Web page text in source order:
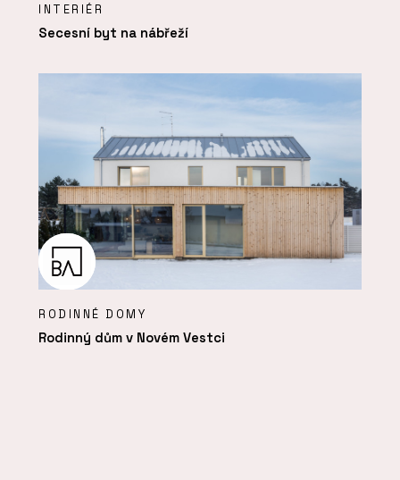
INTERIÉR
Secesní byt na nábřeží
RODINNÉ DOMY
Rodinný dům v Novém Vestci